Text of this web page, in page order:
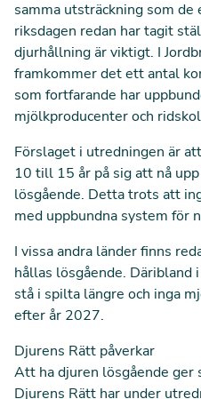
samma utsträckning som
riksdagen redan har tagit
djurhållning är viktigt. I
framkommer det ett antal
som fortfarande har
mjölkproducenter och
Förslaget i utredningen är
10 till 15 år på sig att nå
lösgående. Detta trots att
med uppbundna system för
I vissa andra länder finns
hållas lösgående. Däribland
stå i spilta längre och inga
efter år 2027.
Djurens Rätt påverkar
Att ha djuren lösgående
Djurens Rätt har under